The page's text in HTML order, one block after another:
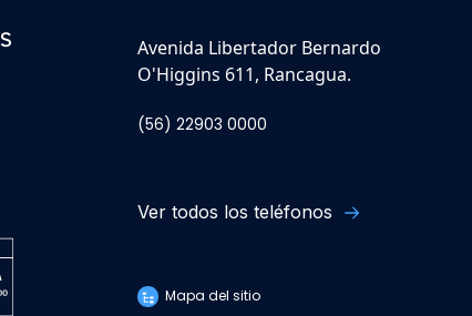
Avenida Libertador Bernardo
O'Higgins 611, Rancagua.
(56) 22903 0000
Ver todos los teléfonos
Mapa del sitio